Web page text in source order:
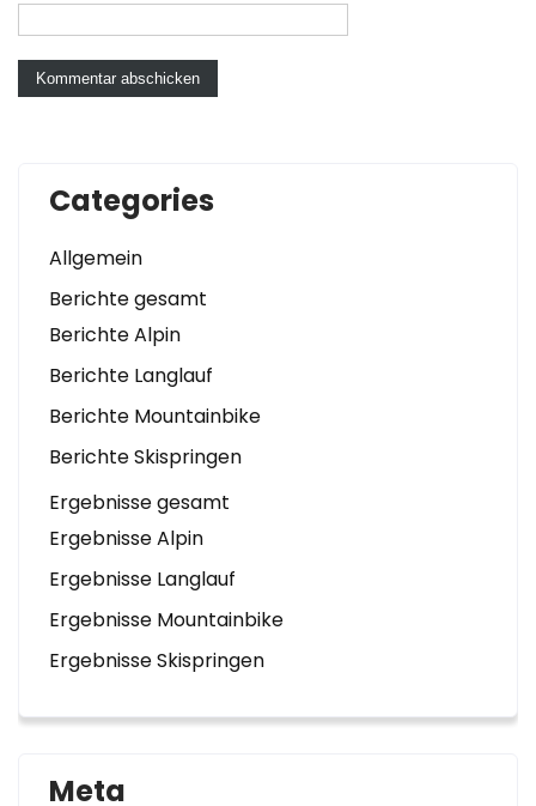
Categories
Allgemein
Berichte gesamt
Berichte Alpin
Berichte Langlauf
Berichte Mountainbike
Berichte Skispringen
Ergebnisse gesamt
Ergebnisse Alpin
Ergebnisse Langlauf
Ergebnisse Mountainbike
Ergebnisse Skispringen
Meta